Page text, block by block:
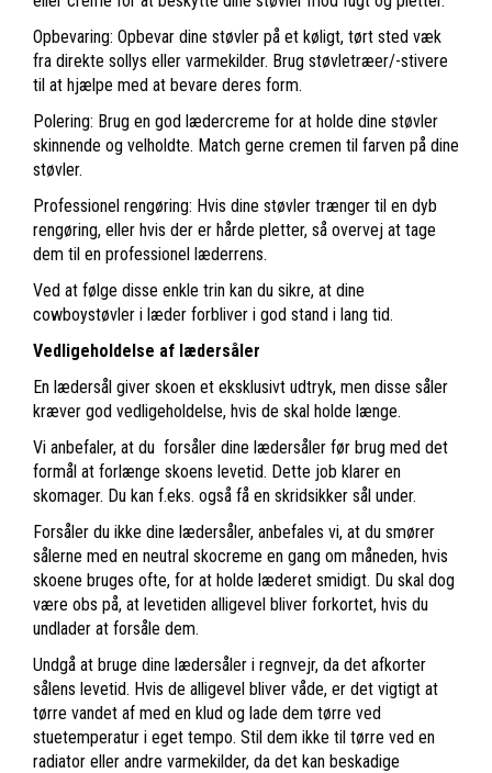
Opbevaring: Opbevar dine støvler på et køligt, tørt sted væk
fra direkte sollys eller varmekilder. Brug støvletræer/-stivere
til at hjælpe med at bevare deres form.
Polering: Brug en god lædercreme for at holde dine støvler
skinnende og velholdte. Match gerne cremen til farven på dine
støvler.
Professionel rengøring: Hvis dine støvler trænger til en dyb
rengøring, eller hvis der er hårde pletter, så overvej at tage
dem til en professionel læderrens.
Ved at følge disse enkle trin kan du sikre, at dine
cowboystøvler i læder forbliver i god stand i lang tid.
Vedligeholdelse af lædersåler
En lædersål giver skoen et eksklusivt udtryk, men disse såler
kræver god vedligeholdelse, hvis de skal holde længe.
Vi anbefaler, at du forsåler dine lædersåler før brug med det
formål at forlænge skoens levetid. Dette job klarer en
skomager. Du kan f.eks. også få en skridsikker sål under.
Forsåler du ikke dine lædersåler, anbefales vi, at du smører
sålerne med en neutral skocreme en gang om måneden, hvis
skoene bruges ofte, for at holde læderet smidigt. Du skal dog
være obs på, at levetiden alligevel bliver forkortet, hvis du
undlader at forsåle dem.
Undgå at bruge dine lædersåler i regnvejr, da det afkorter
sålens levetid. Hvis de alligevel bliver våde, er det vigtigt at
tørre vandet af med en klud og lade dem tørre ved
stuetemperatur i eget tempo. Stil dem ikke til tørre ved en
radiator eller andre varmekilder, da det kan beskadige